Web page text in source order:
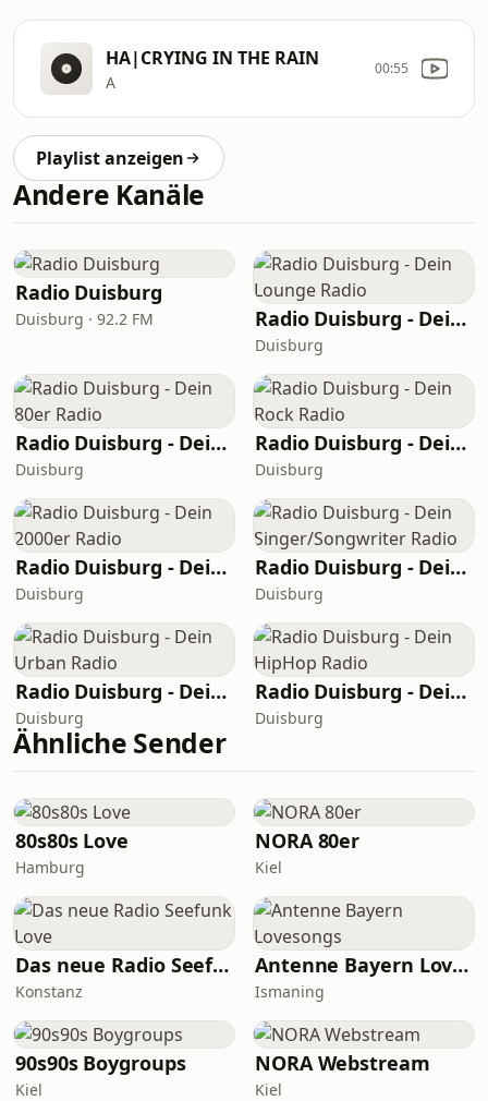
HA|CRYING IN THE RAIN
A
00:55
Playlist anzeigen
Andere Kanäle
Radio Duisburg
Duisburg · 92.2 FM Radio Duisburg - Dein Lounge Radio
Duisburg
Radio Duisburg - Dein 80er Radio
Duisburg
Radio Duisburg - Dein Rock Radio
Duisburg
Radio Duisburg - Dein 2000er Radio
Duisburg
Radio Duisburg - Dein Singer/Songwriter Radio
Duisburg
Radio Duisburg - Dein Urban Radio
Duisburg
Radio Duisburg - Dein HipHop Radio
Duisburg
Ähnliche Sender
80s80s Love
Hamburg
NORA 80er
Kiel
Das neue Radio Seefunk Love
Konstanz
Antenne Bayern Lovesongs
Ismaning
90s90s Boygroups
Kiel
NORA Webstream
Kiel